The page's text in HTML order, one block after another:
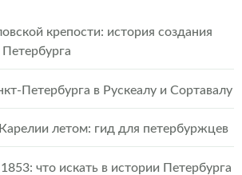
крепости: история создания
Петербурга в Рускеалу и Сортавалу
летом: гид для петербуржцев
что искать в истории Петербурга